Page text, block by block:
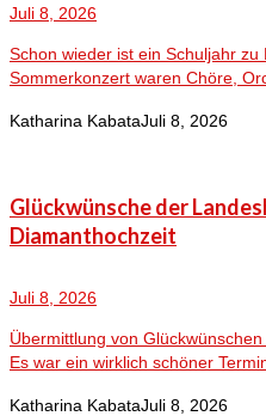
Juli 8, 2026
Schon wieder ist ein Schuljahr zu
Sommerkonzert waren Chöre,
Katharina KabataJuli 8, 2026
Glückwünsche der
Diamanthochzeit
Juli 8, 2026
Übermittlung von
Es war ein wirklich schöner
Katharina KabataJuli 8, 2026